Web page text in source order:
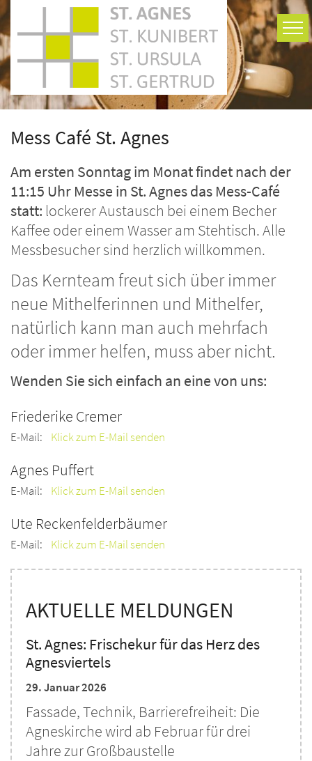
Zum Inhalt springen
Mess Café St. Agnes
Am ersten Sonntag im Monat findet nach der
11:15 Uhr Messe in St. Agnes das Mess-Café
statt: lockerer Austausch bei einem Becher
Kaffee oder einem Wasser am Stehtisch. Alle
Messbesucher sind herzlich willkommen.
Das Kernteam freut sich über immer
neue Mithelferinnen und Mithelfer,
natürlich kann man auch mehrfach
oder immer helfen, muss aber nicht.
Wenden Sie sich einfach an eine von uns:
Friederike Cremer
E-Mail: Klick zum E-Mail senden
Agnes Puffert
E-Mail: Klick zum E-Mail senden
Ute Reckenfelderbäumer
E-Mail: Klick zum E-Mail senden
AKTUELLE MELDUNGEN
St. Agnes: Frischekur für das Herz des
Agnesviertels
29. Januar 2026
Fassade, Technik, Barrierefreiheit: Die
Agneskirche wird ab Februar für drei
Jahre zur Großbaustelle